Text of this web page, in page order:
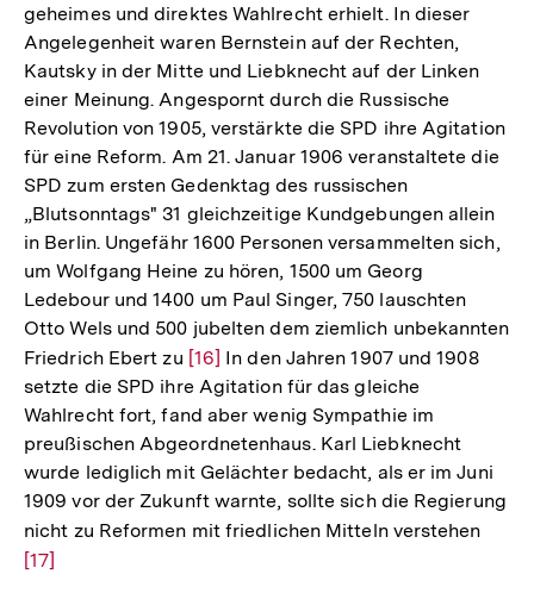
geheimes und direktes Wahlrecht erhielt. In dieser
Angelegenheit waren Bernstein auf der Rechten,
Kautsky in der Mitte und Liebknecht auf der Linken
einer Meinung. Angespornt durch die Russische
Revolution von 1905, verstärkte die SPD ihre Agitation
für eine Reform. Am 21. Januar 1906 veranstaltete die
SPD zum ersten Gedenktag des russischen
„Blutsonntags" 31 gleichzeitige Kundgebungen allein
in Berlin. Ungefähr 1600 Personen versammelten sich,
um Wolfgang Heine zu hören, 1500 um Georg
Ledebour und 1400 um Paul Singer, 750 lauschten
Otto Wels und 500 jubelten dem ziemlich unbekannten
Friedrich Ebert zu Zur
Auflösung
der
Fußnote
[16] In den Jahren 1907 und 1908
setzte die SPD ihre Agitation für das gleiche
Wahlrecht fort, fand aber wenig Sympathie im
preußischen Abgeordnetenhaus. Karl Liebknecht
wurde lediglich mit Gelächter bedacht, als er im Juni
1909 vor der Zukunft warnte, sollte sich die Regierung
nicht zu Reformen mit friedlichen Mitteln verstehen
[17]